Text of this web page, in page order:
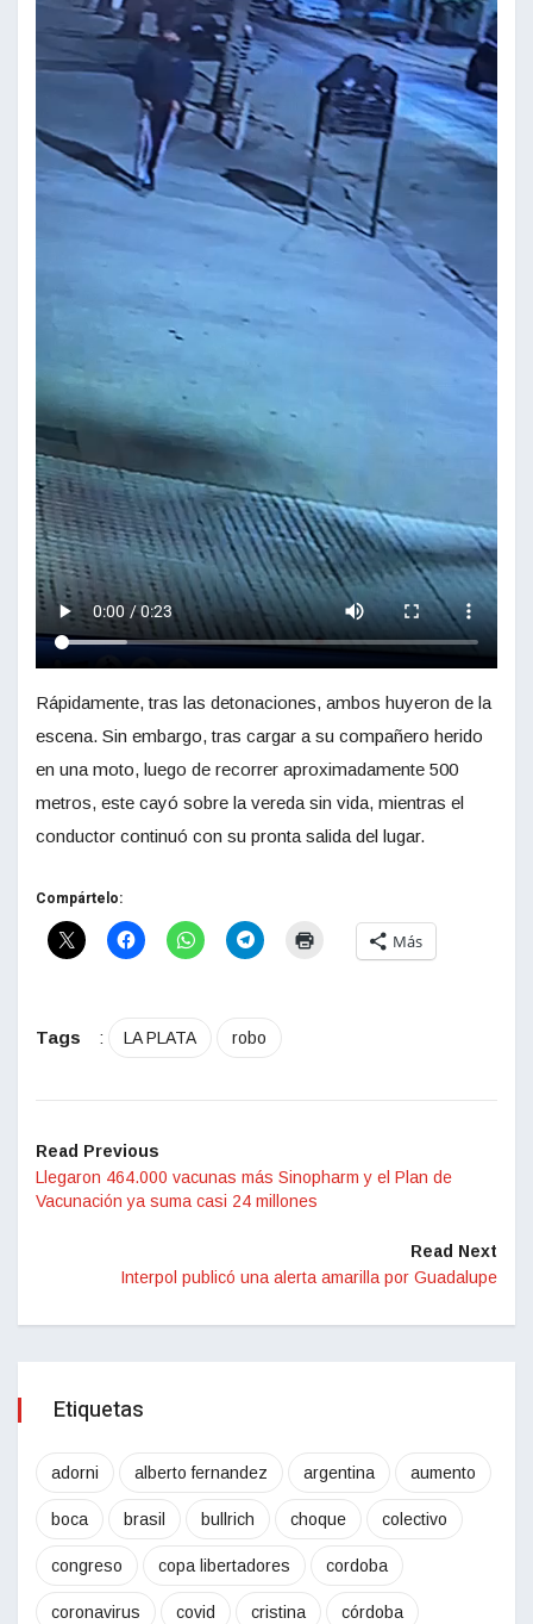
Rápidamente, tras las detonaciones, ambos huyeron de la
escena. Sin embargo, tras cargar a su compañero herido
en una moto, luego de recorrer aproximadamente 500
metros, este cayó sobre la vereda sin vida, mientras el
conductor continuó con su pronta salida del lugar.
Compártelo:
Más
Tags : LA PLATA robo
Read Previous
Llegaron 464.000 vacunas más Sinopharm y el Plan de
Vacunación ya suma casi 24 millones
Read Next
Interpol publicó una alerta amarilla por Guadalupe
Etiquetas
adorni alberto fernandez argentina aumento
boca brasil bullrich choque colectivo
congreso copa libertadores cordoba
coronavirus covid cristina córdoba